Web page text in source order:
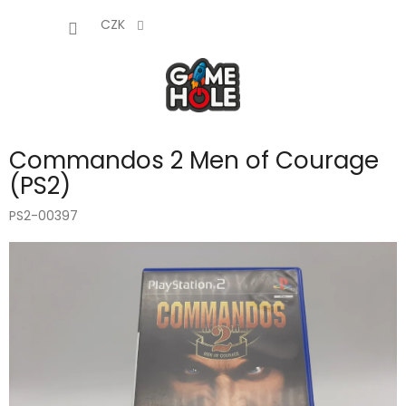
CZK
Commandos 2 Men of Courage
(PS2)
PS2-00397